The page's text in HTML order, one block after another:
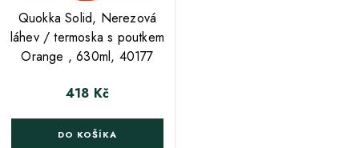
Quokka Solid, Nerezová
láhev / termoska s poutkem
Orange , 630ml, 40177
Cena
418 Kč
DO KOŠÍKA